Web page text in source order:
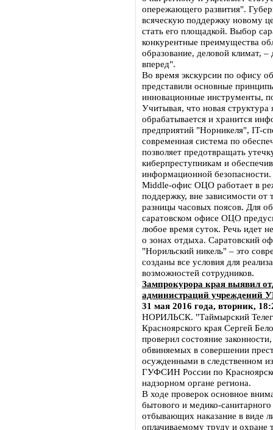
опережающего развития".
всяческую поддержку новому
стать его площадкой. Выбор
конкурентные преимущества
образование, деловой климат,
вперед".
Во время экскурсии по офису
представили основные
инновационные инструменты,
Учитывая, что новая структура
обрабатывается и хранится
предприятий "Норникеля", IT-
современная система по
позволяет предотвращать
киберпреступникам и
информационной безопасности.
Middle-офис ОЦО работает в
поддержку, вне зависимости от
разницы часовых поясов. Для
саратовском офисе ОЦО
любое время суток. Речь идет
о зонах отдыха. Саратовский
"Норильский никель" – это
созданы все условия для
возможностей сотрудников.
Зампрокурора края выявил
администраций учреждений
31 мая 2016 года, вторник,
НОРИЛЬСК. "Таймырский
Красноярского края Сергей
проверил состояние
обвиняемых в совершении
осужденными в
ГУФСИН России по
надзорном органе региона.
В ходе проверок основное
бытового и медико-
отбывающих наказание в виде
оплачиваемому труду и охране